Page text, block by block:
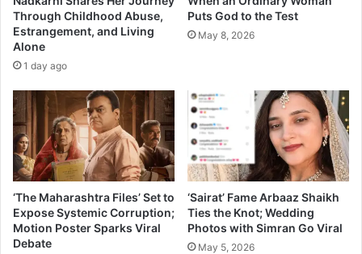
द
र्शि
त
ने
प
रि
वा
ही
लु
ट
णा
र
वा
री
ची
म
Through Childhood Abuse,
Estrangement, and Living
Alone
1 day ago
Puts God to the Test
May 8, 2026
‘The Maharashtra Files’ Set to
Expose Systemic Corruption;
Motion Poster Sparks Viral
Debate
‘Sairat’ Fame Arbaaz Shaikh
Ties the Knot; Wedding
Photos with Simran Go Viral
May 5, 2026